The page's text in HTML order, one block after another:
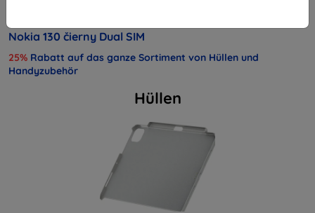
Nokia 130 čierny Dual SIM
25% Rabatt auf das ganze Sortiment von Hüllen und
Handyzubehör
Hüllen